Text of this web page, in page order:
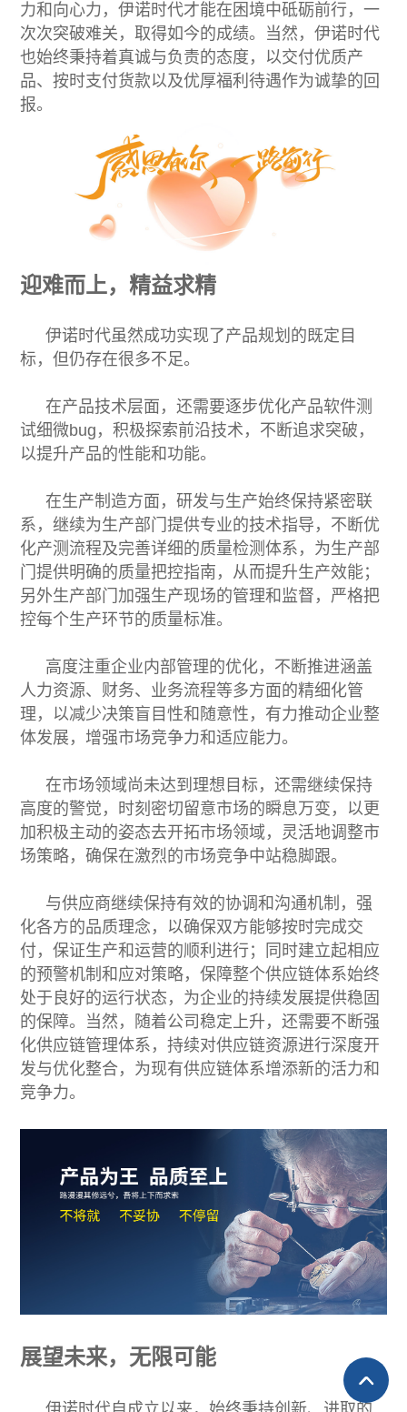
力和向心力，伊诺时代才能在困境中砥砺前行，一
次次突破难关，取得如今的成绩。当然，伊诺时代
也始终秉持着真诚与负责的态度，以交付优质产
品、按时支付货款以及优厚福利待遇作为诚挚的回
报。
迎难而上，精益求精
伊诺时代虽然成功实现了产品规划的既定目
标，但仍存在很多不足。
在产品技术层面，还需要逐步优化产品软件测
试细微bug，积极探索前沿技术，不断追求突破，
以提升产品的性能和功能。
在生产制造方面，研发与生产始终保持紧密联
系，继续为生产部门提供专业的技术指导，不断优
化产测流程及完善详细的质量检测体系，为生产部
门提供明确的质量把控指南，从而提升生产效能；
另外生产部门加强生产现场的管理和监督，严格把
控每个生产环节的质量标准。
高度注重企业内部管理的优化，不断推进涵盖
人力资源、财务、业务流程等多方面的精细化管
理，以减少决策盲目性和随意性，有力推动企业整
体发展，增强市场竞争力和适应能力。
在市场领域尚未达到理想目标，还需继续保持
高度的警觉，时刻密切留意市场的瞬息万变，以更
加积极主动的姿态去开拓市场领域，灵活地调整市
场策略，确保在激烈的市场竞争中站稳脚跟。
与供应商继续保持有效的协调和沟通机制，强
化各方的品质理念，以确保双方能够按时完成交
付，保证生产和运营的顺利进行；同时建立起相应
的预警机制和应对策略，保障整个供应链体系始终
处于良好的运行状态，为企业的持续发展提供稳固
的保障。当然，随着公司稳定上升，还需要不断强
化供应链管理体系，持续对供应链资源进行深度开
发与优化整合，为现有供应链体系增添新的活力和
竞争力。
展望未来，无限可能